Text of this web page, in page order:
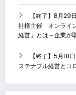
【終了】8月29
社様主催 オンライ
経営」とは～企業が
【終了】5月18
ステナブル経営とコ